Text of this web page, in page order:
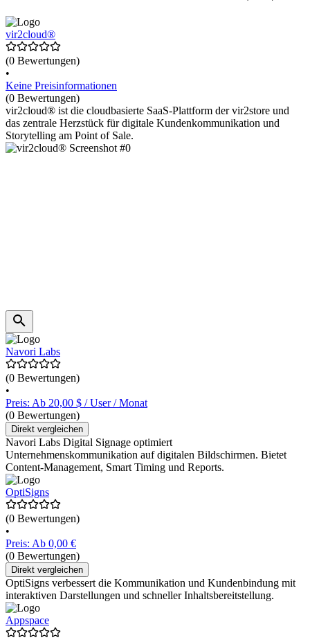
vir2cloud®
(0 Bewertungen)
•
Keine Preisinformationen
(0 Bewertungen)
vir2cloud® ist die cloudbasierte SaaS-Plattform der vir2store und
das zentrale Herzstück für digitale Kundenkommunikation und
Storytelling am Point of Sale.
Navori Labs
(0 Bewertungen)
•
Preis: Ab 20,00 $ / User / Monat
(0 Bewertungen)
Direkt vergleichen
Navori Labs Digital Signage optimiert
Unternehmenskommunikation auf digitalen Bildschirmen. Bietet
Content-Management, Smart Timing und Reports.
OptiSigns
(0 Bewertungen)
•
Preis: Ab 0,00 €
(0 Bewertungen)
Direkt vergleichen
OptiSigns verbessert die Kommunikation und Kundenbindung mit
interaktiven Darstellungen und schneller Inhaltsbereitstellung.
Appspace